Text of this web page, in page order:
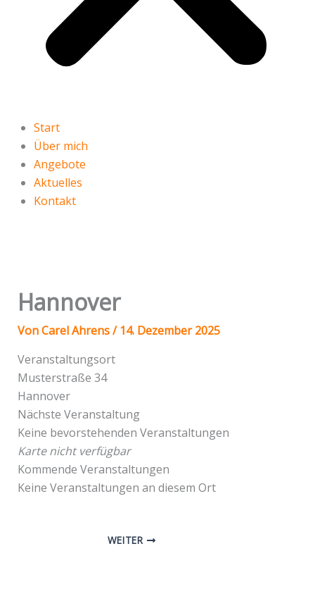
Start
Über mich
Angebote
Aktuelles
Kontakt
Hannover
VonCarel Ahrens/14. Dezember 2025
Veranstaltungsort
Musterstraße 34
Hannover
Nächste Veranstaltung
Keine bevorstehenden Veranstaltungen
Karte nicht verfügbar
Kommende Veranstaltungen
Keine Veranstaltungen an diesem Ort
WEITER